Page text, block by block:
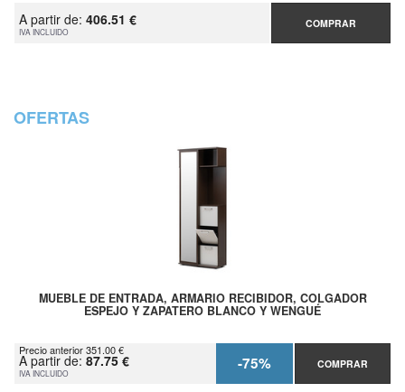
A partir de: 406.51 €
IVA INCLUIDO
COMPRAR
OFERTAS
MUEBLE DE ENTRADA, ARMARIO RECIBIDOR, COLGADOR
ESPEJO Y ZAPATERO BLANCO Y WENGUÉ
Precio anterior 351.00 €
A partir de: 87.75 €
IVA INCLUIDO -75% COMPRAR